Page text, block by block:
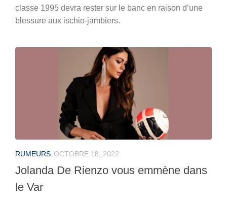
classe 1995 devra rester sur le banc en raison d’une
blessure aux ischio-jambiers.
RUMEURS OCTOBRE 18, 2022
Jolanda De Rienzo vous emmène dans
le Var